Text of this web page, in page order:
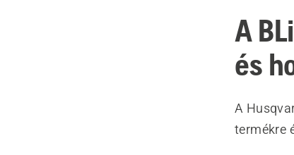
A
és
A
termékre